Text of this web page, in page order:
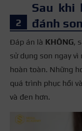
Sau khi
đánh
Đáp án là KHÔNG,
sử dụng son ngay
hoàn toàn. Những
quá trình phục hồi
và đen hơn.